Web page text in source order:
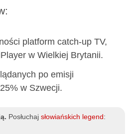
platform catch-up TV,
w Wielkiej Brytanii.
po emisji
w Szwecji.
Posłuchajsłowiańskich legend :